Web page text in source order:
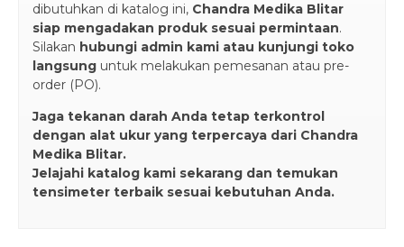
dibutuhkan di katalog ini, Chandra Medika Blitar
siap mengadakan produk sesuai permintaan.
Silakan hubungi admin kami atau kunjungi toko
langsung untuk melakukan pemesanan atau pre-
order (PO).
Jaga tekanan darah Anda tetap terkontrol
dengan alat ukur yang terpercaya dari Chandra
Medika Blitar.
Jelajahi katalog kami sekarang dan temukan
tensimeter terbaik sesuai kebutuhan Anda.